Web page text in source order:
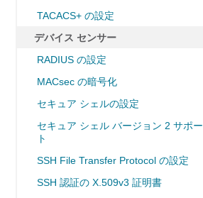
TACACS+ の設定
デバイス センサー
RADIUS の設定
MACsec の暗号化
セキュア シェルの設定
セキュア シェル バージョン 2 サポー
ト
SSH File Transfer Protocol の設定
SSH 認証の X.509v3 証明書